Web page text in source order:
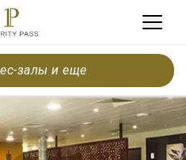
залы и еще